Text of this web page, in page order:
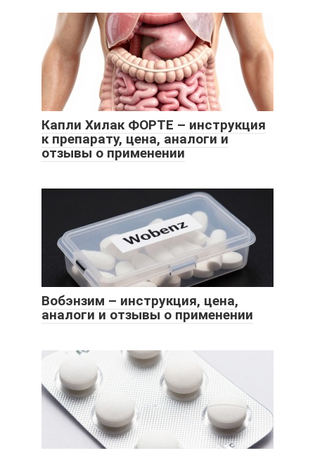
Капли Хилак ФОРТЕ – инструкция
к препарату, цена, аналоги и
отзывы о применении
Вобэнзим – инструкция, цена,
аналоги и отзывы о применении